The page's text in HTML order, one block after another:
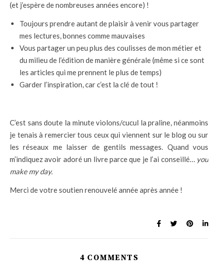
(et j’espère de nombreuses années encore) !
Toujours prendre autant de plaisir à venir vous partager
mes lectures, bonnes comme mauvaises
Vous partager un peu plus des coulisses de mon métier et
du milieu de l’édition de manière générale (même si ce sont
les articles qui me prennent le plus de temps)
Garder l’inspiration, car c’est la clé de tout !
C’est sans doute la minute violons/cucul la praline, néanmoins
je tenais à remercier tous ceux qui viennent sur le blog ou sur
les réseaux me laisser de gentils messages. Quand vous
m’indiquez avoir adoré un livre parce que je l’ai conseillé… you
make my day.
Merci de votre soutien renouvelé année après année !
4 COMMENTS